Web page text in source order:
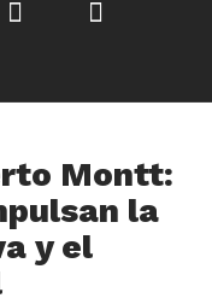
Montt:
la
y el